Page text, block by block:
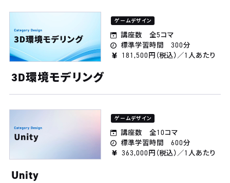
ゲームデザイン
講座数 全5コマ
標準学習時間 300分
181,500円（税込）／1人あたり
3D環境モデリング
ゲームデザイン
講座数 全10コマ
標準学習時間 600分
363,000円（税込）／1人あたり
Unity